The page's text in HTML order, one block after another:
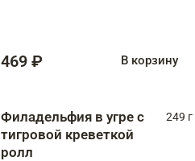
469 ₽ В корзину
Филадельфия в угре с
тигровой креветкой
ролл
249 г